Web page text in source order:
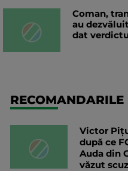
Coman,
au
dat
RECOMANDARILE
Victor
după ce
Auda din
văzut